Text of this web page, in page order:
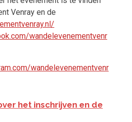
Venray en de
wandelevenementvenr
wandelevenementvenr
het inschrijven en de